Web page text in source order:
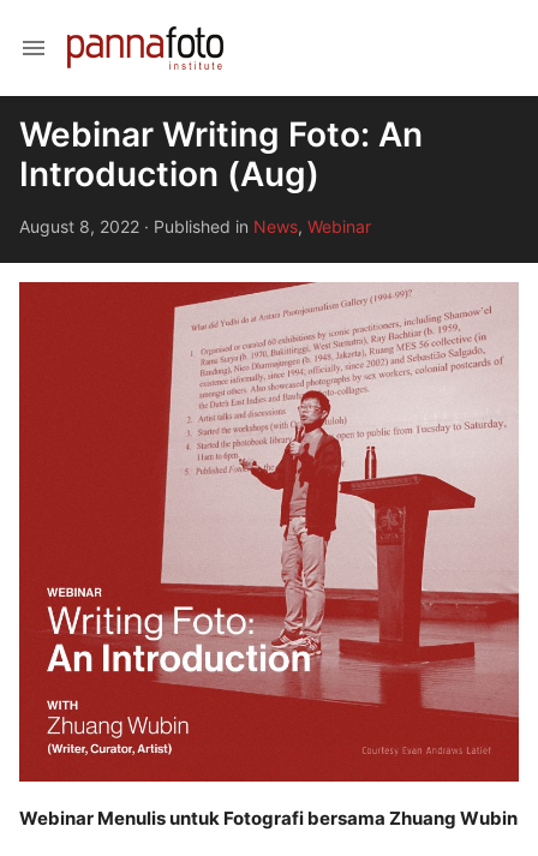
menu
Webinar Writing Foto: An
Introduction (Aug)
August 8, 2022 · Published in News, Webinar
Webinar Menulis untuk Fotografi bersama Zhuang Wubin